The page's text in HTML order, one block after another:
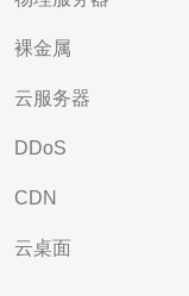
裸金属
云服务器
DDoS
CDN
云桌面